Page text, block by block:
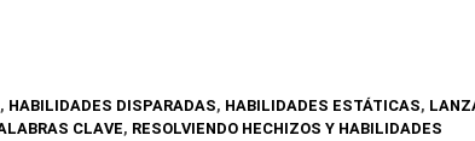
, HABILIDADES DISPARADAS, HABILIDADES ESTÁTICAS,
CLAVE, RESOLVIENDO HECHIZOS Y HABILIDADES